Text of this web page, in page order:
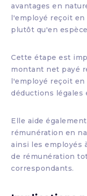
avantages en
l'employé reçoit en
plutôt qu'en
Cette étape est
montant net payé
l'employé reçoit
déductions légales
Elle aide
rémunération en
ainsi les employés
de rémunération
correspondants.